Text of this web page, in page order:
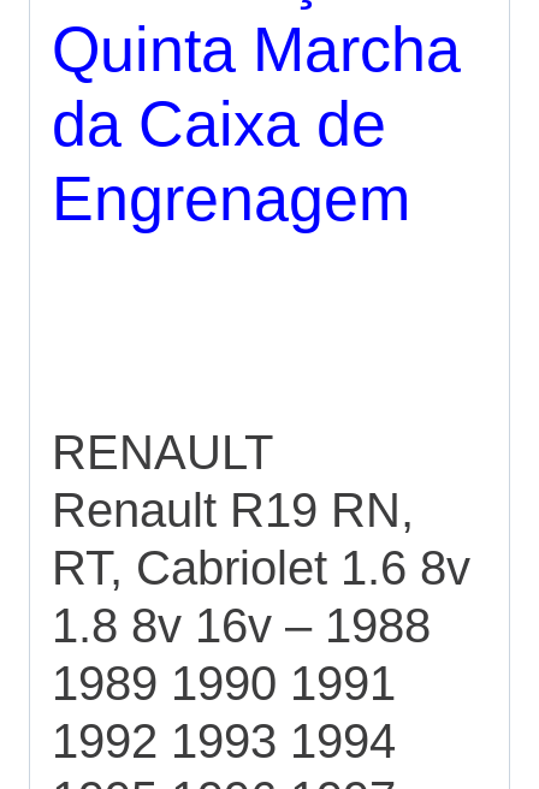
Quinta Marcha
da Caixa de
Engrenagem
RENAULT
Renault R19 RN,
RT, Cabriolet 1.6 8v
1.8 8v 16v – 1988
1989 1990 1991
1992 1993 1994